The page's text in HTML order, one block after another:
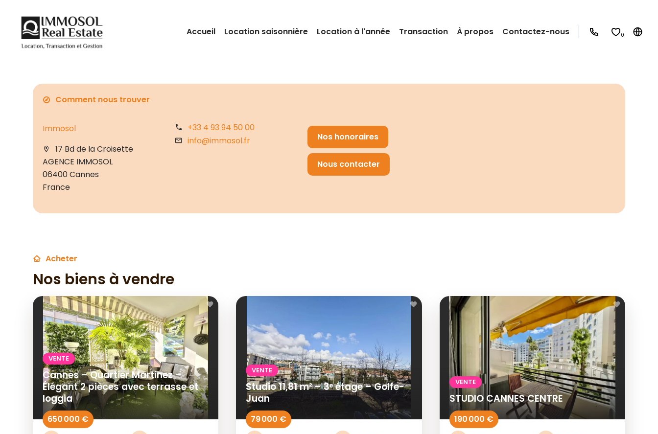
Accueil Location saisonnière Location à l'année Transaction À propos Contactez-nous 0
Comment nous trouver
Immosol
17 Bd de la Croisette
AGENCE IMMOSOL
06400 Cannes
France
+33 4 93 94 50 00
info@immosol.fr
Nos honoraires
Nous contacter
Acheter
Nos biens à vendre
VENTE
Cannes – Quartier Martinez –
Élégant 2 pièces avec terrasse et
loggia
650 000 €
VENTE
Studio 11,81 m² – 3ᵉ étage – Golfe-
Juan
79 000 €
VENTE
STUDIO CANNES CENTRE
190 000 €